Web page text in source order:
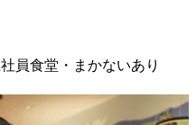
社員食堂・まかないあり